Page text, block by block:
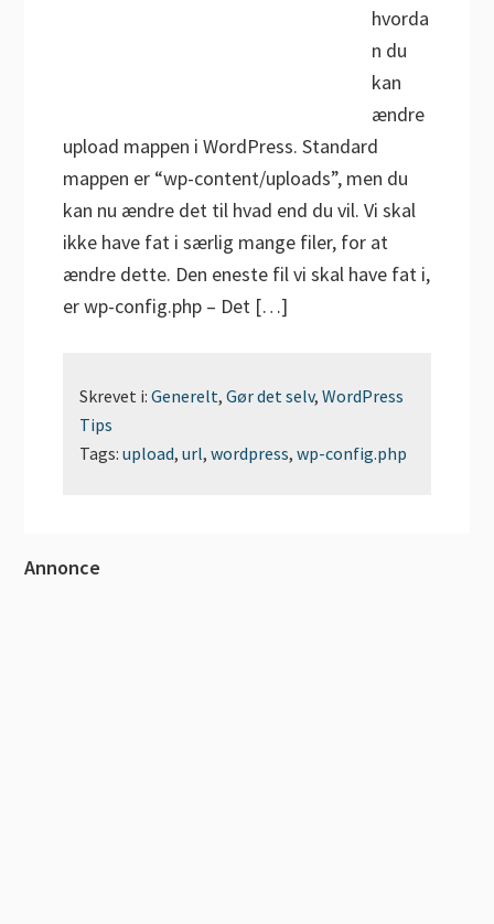
hvorda
n du
kan
ændre
upload mappen i WordPress. Standard
mappen er “wp-content/uploads”, men du
kan nu ændre det til hvad end du vil. Vi skal
ikke have fat i særlig mange filer, for at
ændre dette. Den eneste fil vi skal have fat i,
er wp-config.php – Det […]
Skrevet i:Generelt,Gør det selv,WordPress
Tips
Tags:upload,url,wordpress,wp-config.php
Primær
Annonce